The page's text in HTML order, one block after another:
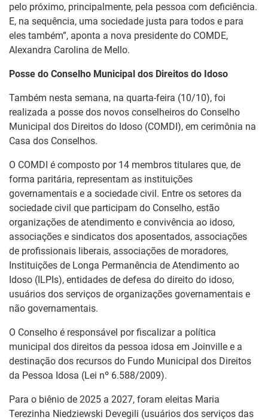
pelo próximo, principalmente, pela pessoa com deficiência.
E, na sequência, uma sociedade justa para todos e para
eles também”, aponta a nova presidente do COMDE,
Alexandra Carolina de Mello.
Posse do Conselho Municipal dos Direitos do Idoso
Também nesta semana, na quarta-feira (10/10), foi
realizada a posse dos novos conselheiros do Conselho
Municipal dos Direitos do Idoso (COMDI), em cerimônia na
Casa dos Conselhos.
O COMDI é composto por 14 membros titulares que, de
forma paritária, representam as instituições
governamentais e a sociedade civil. Entre os setores da
sociedade civil que participam do Conselho, estão
organizações de atendimento e convivência ao idoso,
associações e sindicatos dos aposentados, associações
de profissionais liberais, associações de moradores,
Instituições de Longa Permanência de Atendimento ao
Idoso (ILPIs), entidades de defesa do direito do idoso,
usuários dos serviços de organizações governamentais e
não governamentais.
O Conselho é responsável por fiscalizar a política
municipal dos direitos da pessoa idosa em Joinville e a
destinação dos recursos do Fundo Municipal dos Direitos
da Pessoa Idosa (Lei nº 6.588/2009).
Para o biênio de 2025 a 2027, foram eleitas Maria
Terezinha Niedziewski Devegili (usuários dos serviços das